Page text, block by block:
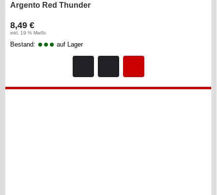
Argento Red Thunder
8,49 €
inkl. 19 % MwSt.
Bestand: auf Lager